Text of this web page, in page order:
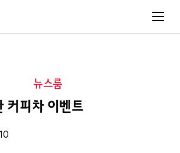
뉴스룸
커피차 이벤트